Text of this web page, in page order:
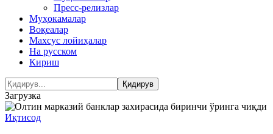
Пресс-релизлар
Муҳокамалар
Воқеалар
Махсус лойиҳалар
На русском
Кириш
Загрузка
Иқтисод